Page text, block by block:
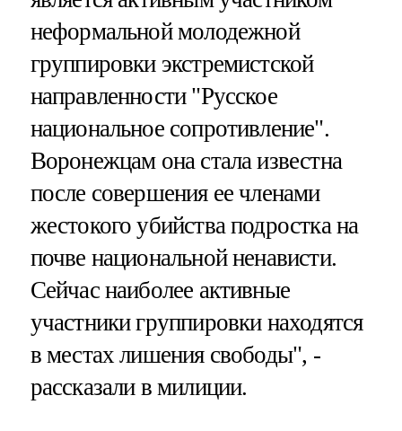
неформальной молодежной
группировки экстремистской
направленности "Русское
национальное сопротивление".
Воронежцам она стала известна
после совершения ее членами
жестокого убийства подростка на
почве национальной ненависти.
Сейчас наиболее активные
участники группировки находятся
в местах лишения свободы", -
рассказали в милиции.